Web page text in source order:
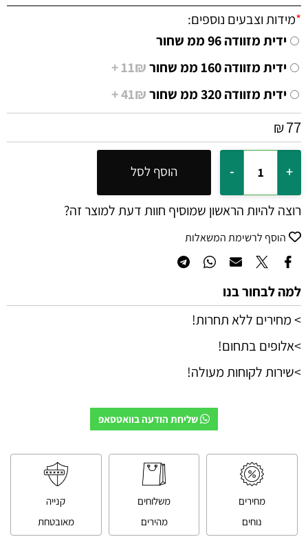
*מידות וצבעים נוספים:
ידית מזוודה 96 ממ שחור
ידית מזוודה 160 ממ שחור
11₪ +
ידית מזוודה 320 ממ שחור
41₪ +
₪77
הוסף לסל
רוצה להיות הראשון שמוסיף חוות דעת למוצר זה?
הוסף לרשימת המשאלות
למה לבחור בנו
> מחירים ללא תחרות!
>אלופים בתחום!
>שירות לקוחות מעולה!
שליחת הודעה בוואטסאפ
מחירים
נוחים
משלוחים
מהירים
קנייה
מאובטחת